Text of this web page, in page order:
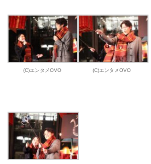
(C)エンタメOVO (C)エンタメOVO